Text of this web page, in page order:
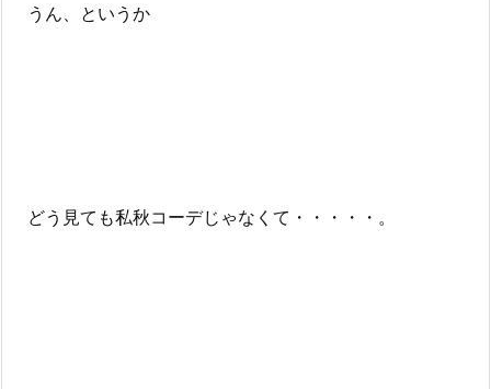
うん、というか
どう見ても私秋コーデじゃなくて・・・・・。